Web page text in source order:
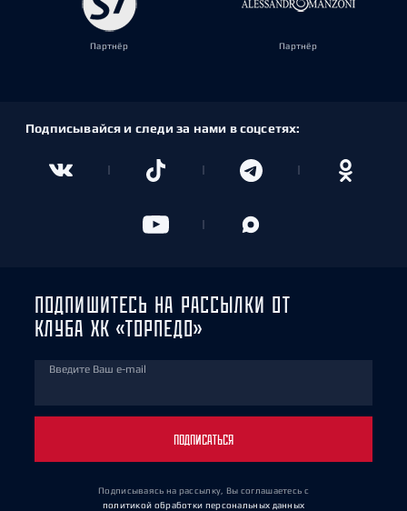
Партнёр Партнёр
Подписывайся и следи за нами в соцсетях:
ПОДПИШИТЕСЬ НА РАССЫЛКИ ОТ
КЛУБА ХК «ТОРПЕДО»
Введите Ваш e-mail
ПОДПИСАТЬСЯ
Подписываясь на рассылку, Вы соглашаетесь с
политикой обработки персональных данных